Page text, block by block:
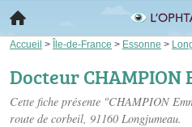
Accueil > Île-de-France > Essonne >
Docteur CHAMPION
Cette fiche présente "CHAMPION
route de corbeil, 91160 Longjumeau.